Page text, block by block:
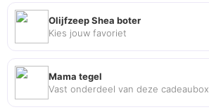
Olijfzeep Shea boter
Kies jouw favoriet
Mama tegel
Vast onderdeel van deze cadeaubox